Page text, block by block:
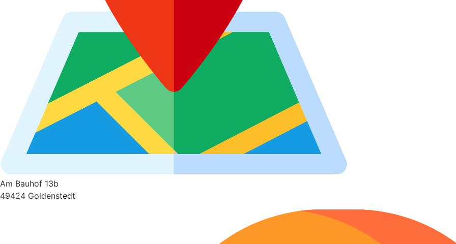
Am Bauhof 13b
49424 Goldenstedt